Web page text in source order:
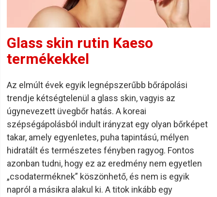
Glass skin rutin Kaeso
termékekkel
Az elmúlt évek egyik legnépszerűbb bőrápolási
trendje kétségtelenül a glass skin, vagyis az
úgynevezett üvegbőr hatás. A koreai
szépségápolásból indult irányzat egy olyan bőrképet
takar, amely egyenletes, puha tapintású, mélyen
hidratált és természetes fényben ragyog. Fontos
azonban tudni, hogy ez az eredmény nem egyetlen
„csodaterméknek” köszönhető, és nem is egyik
napról a másikra alakul ki. A titok inkább egy